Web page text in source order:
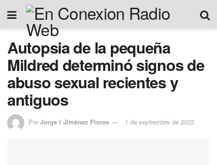
Autopsia de la pequeña
Mildred determinó signos de
abuso sexual recientes y
antiguos
Por Jorge I Jiménez Flores 1 de septiembre de 2022